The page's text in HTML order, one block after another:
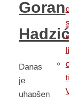
Goran
Danas
je
uhapšen